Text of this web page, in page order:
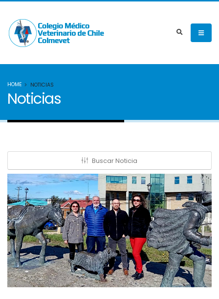
HOME NOTICIAS
Noticias
Buscar Noticia